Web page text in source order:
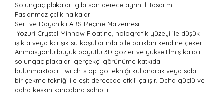
Solungaç plakaları gibi son derece ayrıntılı tasarım
Paslanmaz çelik halkalar
Sert ve Dayanıklı ABS Reçine Malzemesi
Yozuri Crystal Minnow Floating, holografik yüzeyi ile düşük
ışıkta veya karışık su koşullarında bile balıkları kendine çeker.
Animasyonlu büyük boyutlu 3D gözler ve yükseltilmiş kalıplı
solungaç plakaları gerçekçi görünüme katkıda
bulunmaktadır. Twitch-stop-go tekniği kullanarak veya sabit
bir çekme tekniği ile eşit derecede etkili çalışır. Daha güçlü ve
daha keskin kancalara sahiptir.